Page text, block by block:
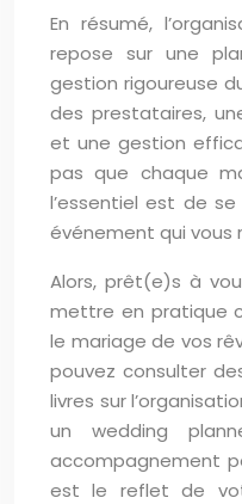
En résumé,
repose sur une
gestion rigoureuse
des prestataires,
et une gestion
pas que chaque
l’essentiel est de
événement qui vous
Alors, prêt(e)s à
mettre en pratique
le mariage de vos
pouvez consulter
livres sur
un wedding
accompagnement
est le reflet de